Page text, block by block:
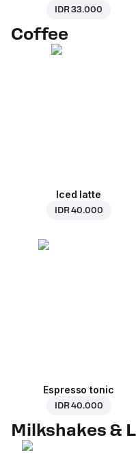
IDR 33.000
Coffee
Iced latte
IDR 40.000
Espresso tonic
IDR 40.000
Milkshakes &